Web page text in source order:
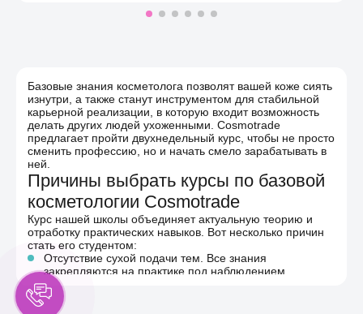
Базовые знания косметолога позволят вашей коже сиять
изнутри, а также станут инструментом для стабильной
карьерной реализации, в которую входит возможность
делать других людей ухоженными. Cosmotrade
предлагает пройти двухнедельный курс, чтобы не просто
сменить профессию, но и начать смело зарабатывать в
ней.
Причины выбрать курсы по базовой
косметологии Cosmotrade
Курс нашей школы объединяет актуальную теорию и
отработку практических навыков. Вот несколько причин
стать его студентом:
Отсутствие сухой подачи тем. Все знания
закрепляются на практике под наблюдением
эксперта.
Международный диплом и оформление